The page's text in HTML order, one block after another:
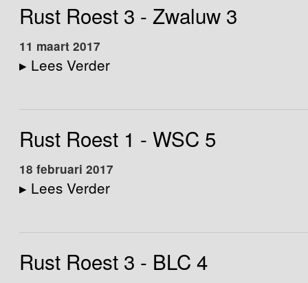
Rust Roest 3 - Zwaluw 3
11 maart 2017
▸ Lees Verder
Rust Roest 1 - WSC 5
18 februari 2017
▸ Lees Verder
Rust Roest 3 - BLC 4